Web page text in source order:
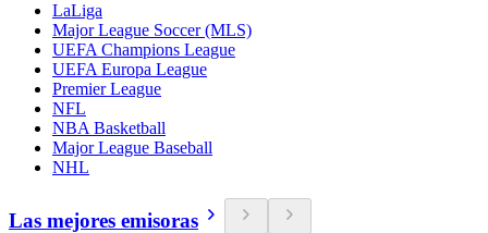
LaLiga
Major League Soccer (MLS)
UEFA Champions League
UEFA Europa League
Premier League
NFL
NBA Basketball
Major League Baseball
NHL
Las mejores emisoras